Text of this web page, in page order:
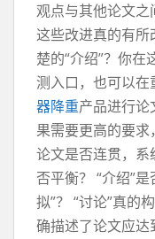
观点与其他论文之
这些改进真的有
楚的“介绍”？你
测入口，也可以
器降重产品进行论
果需要更高的要求
论文是否连贯，
否平衡？ “介绍”
拟”？ “讨论”真的
确描述了论文应达